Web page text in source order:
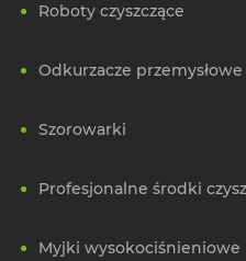
Roboty czyszczące
Odkurzacze przemysłowe
Szorowarki
Profesjonalne środki
Myjki wysokociśnieniowe